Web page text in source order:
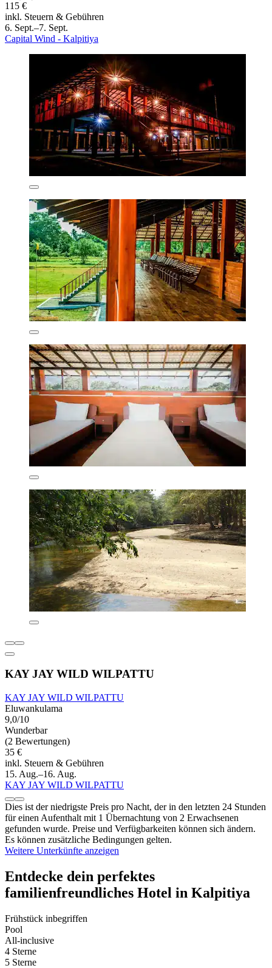
115 €
inkl. Steuern & Gebühren
6. Sept.–7. Sept.
Capital Wind - Kalpitiya
KAY JAY WILD WILPATTU
KAY JAY WILD WILPATTU
Eluwankulama
9,0/10
Wunderbar
(2 Bewertungen)
35 €
inkl. Steuern & Gebühren
15. Aug.–16. Aug.
KAY JAY WILD WILPATTU
Dies ist der niedrigste Preis pro Nacht, der in den letzten 24 Stunden
für einen Aufenthalt mit 1 Übernachtung von 2 Erwachsenen
gefunden wurde. Preise und Verfügbarkeiten können sich ändern.
Es können zusätzliche Bedingungen gelten.
Weitere Unterkünfte anzeigen
Entdecke dein perfektes
familienfreundliches Hotel in Kalpitiya
Frühstück inbegriffen
Pool
All-inclusive
4 Sterne
5 Sterne